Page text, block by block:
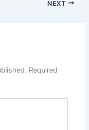
NEXT
Required